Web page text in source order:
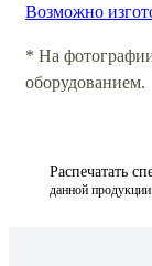
Возможно
* На
оборудованием.
Распечатать
данной продукции